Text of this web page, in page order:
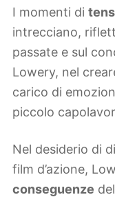
I momenti di
intrecciano,
passate e sul
Lowery, nel
carico di
piccolo
Nel desiderio di
film d’azione,
conseguenze